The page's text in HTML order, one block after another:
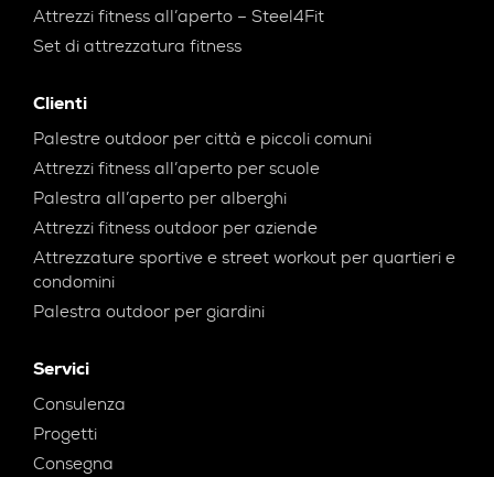
Attrezzi fitness all’aperto – Steel4Fit
Set di attrezzatura fitness
Clienti
Palestre outdoor per città e piccoli comuni
Attrezzi fitness all’aperto per scuole
Palestra all’aperto per alberghi
Attrezzi fitness outdoor per aziende
Attrezzature sportive e street workout per quartieri e
condomini
Palestra outdoor per giardini
Servici
Consulenza
Progetti
Consegna